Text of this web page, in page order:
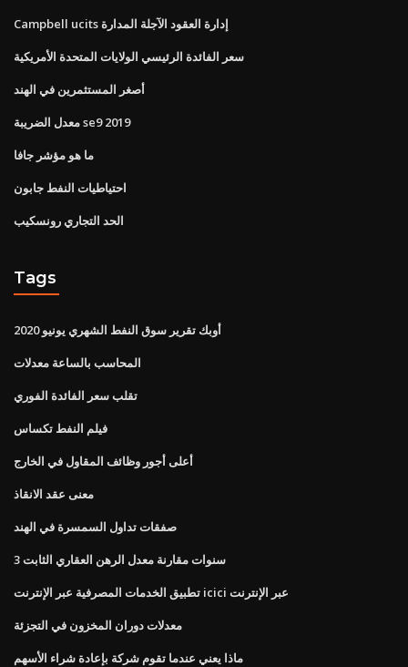
Campbell ucits إدارة العقود الآجلة المدارة
سعر الفائدة الرئيسي الولايات المتحدة الأمريكية
أصغر المستثمرين في الهند
معدل الضريبة se9 2019
ما هو مؤشر جافا
احتياطيات النفط جابون
الحد التجاري رونسكيب
Tags
أوبك تقرير سوق النفط الشهري يونيو 2020
المحاسب بالساعة معدلات
تقلب سعر الفائدة الفوري
فيلم النفط تكساس
أعلى أجور وظائف المقاول في الخارج
معنى عقد الانقاذ
صفقات تداول السمسرة في الهند
3 سنوات مقارنة معدل الرهن العقاري الثابت
تطبيق الخدمات المصرفية عبر الإنترنت icici عبر الإنترنت
معدلات دوران المخزون في التجزئة
ماذا يعني عندما تقوم شركة بإعادة شراء الأسهم